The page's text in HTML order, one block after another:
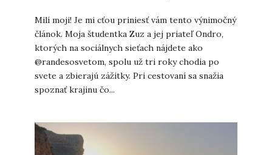
Milí moji! Je mi cťou priniesť vám tento výnimočný
článok. Moja študentka Zuz a jej priateľ Ondro,
ktorých na sociálnych sieťach nájdete ako
@randesosvetom, spolu už tri roky chodia po
svete a zbierajú zážitky. Pri cestovaní sa snažia
spoznať krajinu čo...